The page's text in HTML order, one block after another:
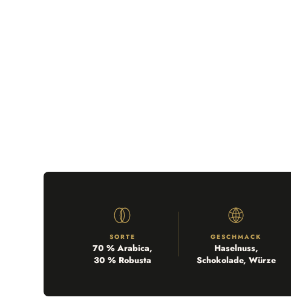
SORTE
70 % Arabica,
30 % Robusta
GESCHMACK
Haselnuss,
Schokolade, Würze